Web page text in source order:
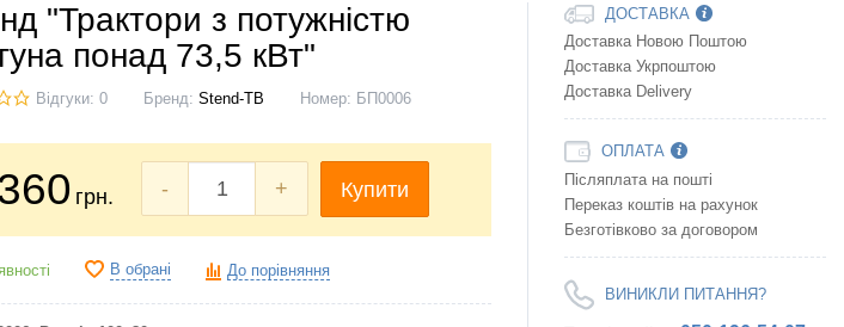
"Трактори з потужністю
понад 73,5 кВт"
Відгуки: 0 Бренд: Stend-TB Номер: БП0006
грн. - + Купити
В обрані До порівняння
ДОСТАВКА
Доставка Новою Поштою
Доставка Укрпоштою
Доставка Delivery
ОПЛАТА
Післяплата на пошті
Переказ коштів на рахунок
Безготівково за договором
ВИНИКЛИ ПИТАННЯ?